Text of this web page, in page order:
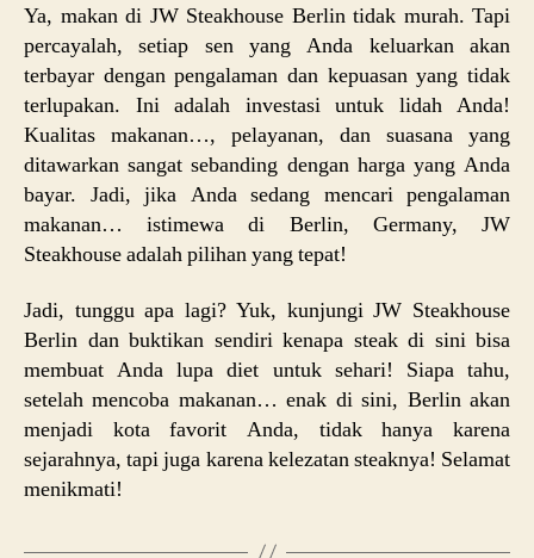
Ya, makan di JW Steakhouse Berlin tidak murah. Tapi
percayalah, setiap sen yang Anda keluarkan akan
terbayar dengan pengalaman dan kepuasan yang tidak
terlupakan. Ini adalah investasi untuk lidah Anda!
Kualitas makanan…, pelayanan, dan suasana yang
ditawarkan sangat sebanding dengan harga yang Anda
bayar. Jadi, jika Anda sedang mencari pengalaman
makanan… istimewa di Berlin, Germany, JW
Steakhouse adalah pilihan yang tepat!
Jadi, tunggu apa lagi? Yuk, kunjungi JW Steakhouse
Berlin dan buktikan sendiri kenapa steak di sini bisa
membuat Anda lupa diet untuk sehari! Siapa tahu,
setelah mencoba makanan… enak di sini, Berlin akan
menjadi kota favorit Anda, tidak hanya karena
sejarahnya, tapi juga karena kelezatan steaknya! Selamat
menikmati!